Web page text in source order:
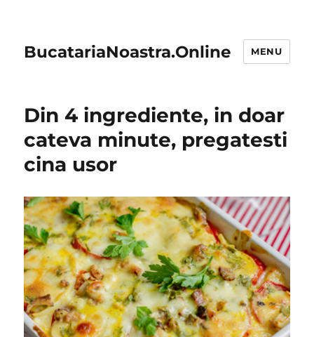
BucatariaNoastra.Online MENU
Din 4 ingrediente, in doar
cateva minute, pregatesti
cina usor